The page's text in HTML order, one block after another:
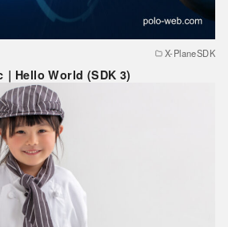
X-PlaneSDK
Hello World (SDK 3)